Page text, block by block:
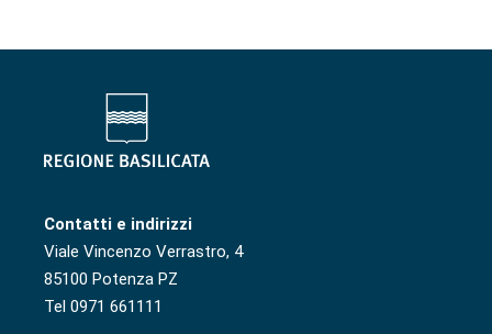
Contatti e indirizzi
Viale Vincenzo Verrastro, 4
85100 Potenza PZ
Tel 0971 661111